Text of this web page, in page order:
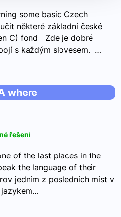
some basic Czech
některé základní české
C) fond Zde je dobré
s každým slovesem. …
where
řešení
of the last places in the
the language of their
jedním z posledních míst v
jazykem…